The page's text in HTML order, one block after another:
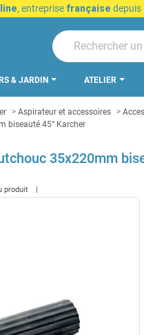
, entreprise française depuis
& JARDIN ATELIER
Aspirateur et accessoires
biseauté 45° Karcher
35x220mm
produit